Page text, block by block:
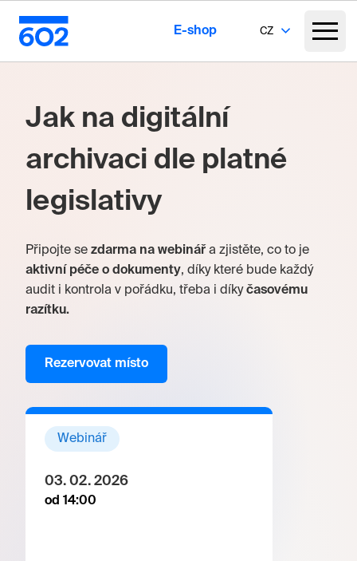
E-shop CZ
Jak na digitální
archivaci dle platné
legislativy
Připojte se zdarma na webinář a zjistěte, co to je
aktivní péče o dokumenty, díky které bude každý
audit i kontrola v pořádku, třeba i díkyčasovému
razítku.
Rezervovat místo
Webinář
03. 02. 2026
od 14:00